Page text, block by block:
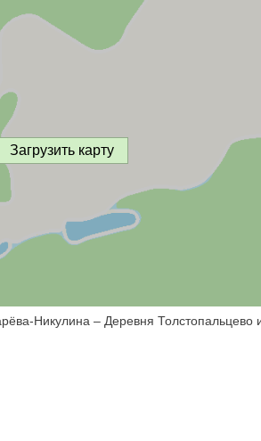
Загрузить карту
Никулина – Деревня Толстопальцево